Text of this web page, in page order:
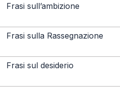
Frasi sull’ambizione
Frasi sulla Rassegnazione
Frasi sul desiderio